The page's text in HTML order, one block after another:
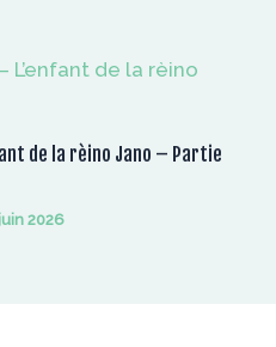
de la rèino Jano – Partie
2026